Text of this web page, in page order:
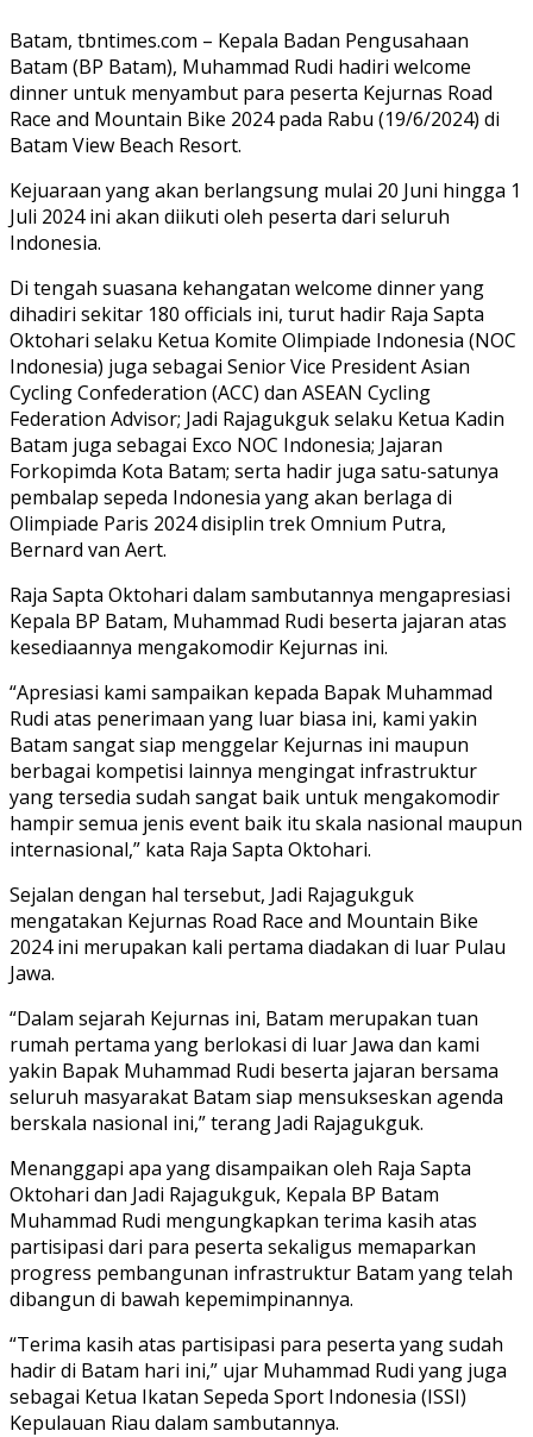
Batam, tbntimes.com – Kepala Badan Pengusahaan
Batam (BP Batam), Muhammad Rudi hadiri welcome
dinner untuk menyambut para peserta Kejurnas Road
Race and Mountain Bike 2024 pada Rabu (19/6/2024) di
Batam View Beach Resort.
Kejuaraan yang akan berlangsung mulai 20 Juni hingga 1
Juli 2024 ini akan diikuti oleh peserta dari seluruh
Indonesia.
Di tengah suasana kehangatan welcome dinner yang
dihadiri sekitar 180 officials ini, turut hadir Raja Sapta
Oktohari selaku Ketua Komite Olimpiade Indonesia (NOC
Indonesia) juga sebagai Senior Vice President Asian
Cycling Confederation (ACC) dan ASEAN Cycling
Federation Advisor; Jadi Rajagukguk selaku Ketua Kadin
Batam juga sebagai Exco NOC Indonesia; Jajaran
Forkopimda Kota Batam; serta hadir juga satu-satunya
pembalap sepeda Indonesia yang akan berlaga di
Olimpiade Paris 2024 disiplin trek Omnium Putra,
Bernard van Aert.
Raja Sapta Oktohari dalam sambutannya mengapresiasi
Kepala BP Batam, Muhammad Rudi beserta jajaran atas
kesediaannya mengakomodir Kejurnas ini.
“Apresiasi kami sampaikan kepada Bapak Muhammad
Rudi atas penerimaan yang luar biasa ini, kami yakin
Batam sangat siap menggelar Kejurnas ini maupun
berbagai kompetisi lainnya mengingat infrastruktur
yang tersedia sudah sangat baik untuk mengakomodir
hampir semua jenis event baik itu skala nasional maupun
internasional,” kata Raja Sapta Oktohari.
Sejalan dengan hal tersebut, Jadi Rajagukguk
mengatakan Kejurnas Road Race and Mountain Bike
2024 ini merupakan kali pertama diadakan di luar Pulau
Jawa.
“Dalam sejarah Kejurnas ini, Batam merupakan tuan
rumah pertama yang berlokasi di luar Jawa dan kami
yakin Bapak Muhammad Rudi beserta jajaran bersama
seluruh masyarakat Batam siap mensukseskan agenda
berskala nasional ini,” terang Jadi Rajagukguk.
Menanggapi apa yang disampaikan oleh Raja Sapta
Oktohari dan Jadi Rajagukguk, Kepala BP Batam
Muhammad Rudi mengungkapkan terima kasih atas
partisipasi dari para peserta sekaligus memaparkan
progress pembangunan infrastruktur Batam yang telah
dibangun di bawah kepemimpinannya.
“Terima kasih atas partisipasi para peserta yang sudah
hadir di Batam hari ini,” ujar Muhammad Rudi yang juga
sebagai Ketua Ikatan Sepeda Sport Indonesia (ISSI)
Kepulauan Riau dalam sambutannya.